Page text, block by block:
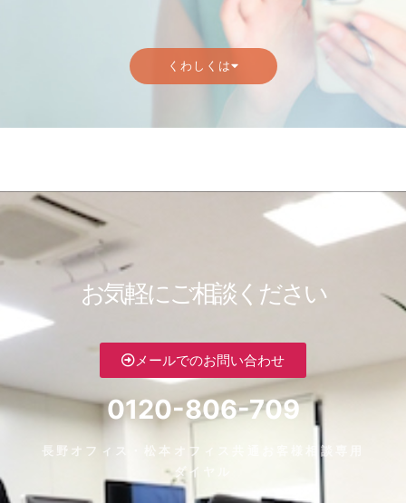
くわしくは
お気軽にご相談ください
メールでのお問い合わせ
0120-806-709
長野オフィス・松本オフィス共通お客様相談専用
ダイヤル